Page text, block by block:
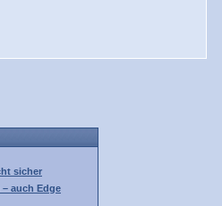
sicher
auch Edge